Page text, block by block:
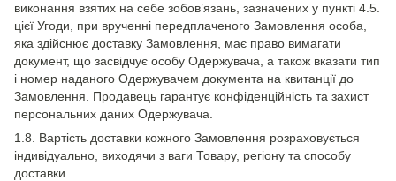
виконання взятих на себе зобов’язань, зазначених у пункті 4.5.
цієї Угоди, при врученні передплаченого Замовлення особа,
яка здійснює доставку Замовлення, має право вимагати
документ, що засвідчує особу Одержувача, а також вказати тип
і номер наданого Одержувачем документа на квитанції до
Замовлення. Продавець гарантує конфіденційність та захист
персональних даних Одержувача.
1.8. Вартість доставки кожного Замовлення розраховується
індивідуально, виходячи з ваги Товару, регіону та способу
доставки.